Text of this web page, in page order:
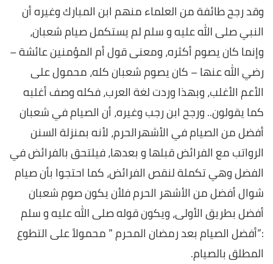
وقد رجح طائفة من العلماء منهم ابن المبارك وغيره أن
النبي صلى الله عليه و سلم لم يستكمل صيام شعبان،
وإنما كان يصوم أكثره، ومعنى قول أم المؤمنين عائشة –
رضي الله عنها – كان يصوم شعبان كله، محمول على
الأعم الأغلب، وبهذا وردت لغة العرب، فكله وصف أغلبه
كما يقولون.. ورجح ابن رجب وغيره، أن الصيام في شعبان
أفضل من الصيام في الأشهرالحرم، لأنه بمنزلة السنن
الرواتب مع الفرائض قبلها و بعدها، فيلتحق بالفرائض في
الفضل وهي تكملة لنقص الفرائض، كما احتجوا بأن صيام
شوال أفضل من الأشهر الحرم فلأن يكون صوم شعبان
أفضل بطريق الأولى، ويكون قوله صلى الله عليه و سلم
:”أفضل الصيام بعد رمضان المحرم ” محمولاً على التطوع
المطلق بالصيام.